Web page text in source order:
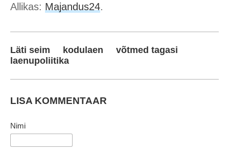
Allikas: Majandus24.
Läti seim kodulaen
võtmed tagasi
laenupoliitika
LISA KOMMENTAAR
Nimi